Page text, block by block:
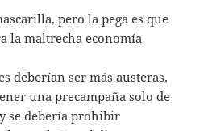
pero la pega es que
la maltrecha economía
deberían ser más austeras,
una precampaña solo de
se debería prohibir